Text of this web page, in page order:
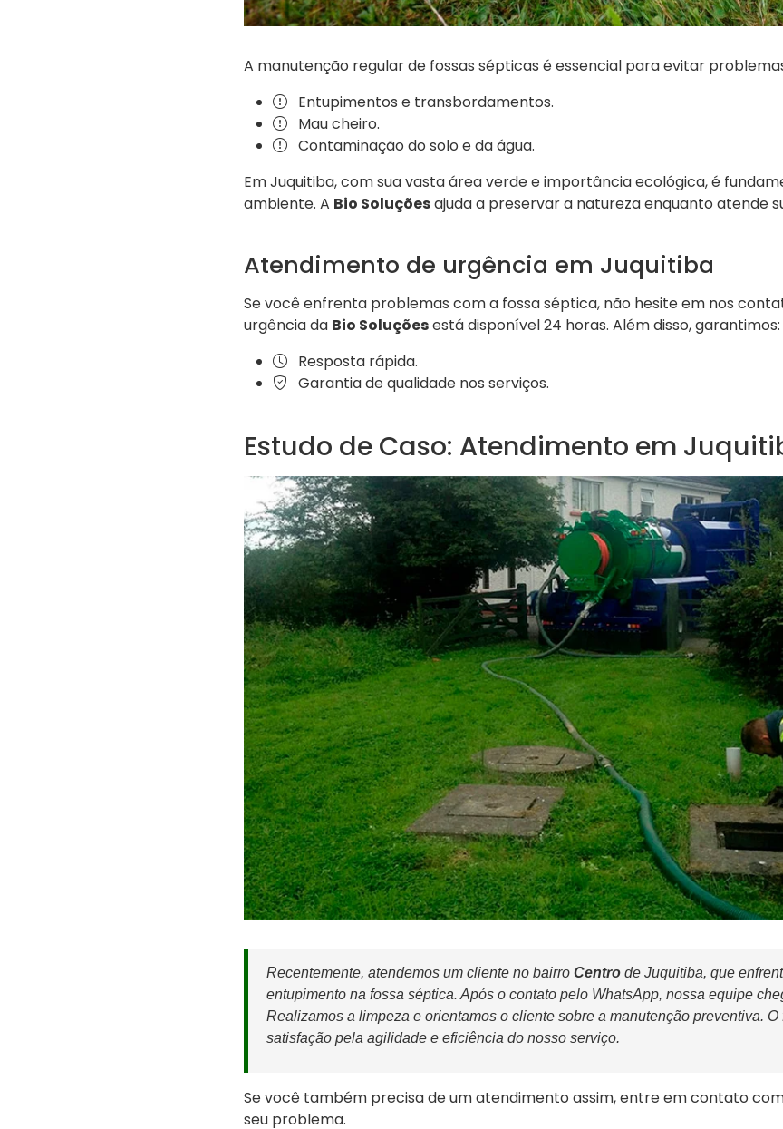
A manutenção regular de fossas sépticas é essencial para evitar
Entupimentos e transbordamentos.
Mau cheiro.
Contaminação do solo e da água.
Em Juquitiba, com sua vasta área verde e importância ecológica, é
ambiente. A Bio Soluçõesajuda a preservar a natureza enquanto atende
Atendimento de urgência em Juquitiba
Se você enfrenta problemas com a fossa séptica, não hesite em nos
urgência da Bio Soluçõesestá disponível 24 horas. Além disso, garantimos:
Resposta rápida.
Garantia de qualidade nos serviços.
Estudo de Caso: Atendimento em
Recentemente, atendemos um cliente no bairro Centrode Juquitiba, que
entupimento na fossa séptica. Após o contato pelo WhatsApp, nossa equipe
Realizamos a limpeza e orientamos o cliente sobre a manutenção preventiva. O
satisfação pela agilidade e eficiência do nosso serviço.
Se você também precisa de um atendimento assim, entre em contato
seu problema.